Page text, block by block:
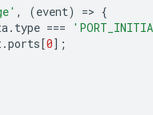
, (event) => {
. type ===
.ports [0];